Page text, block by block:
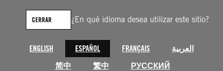
¿En qué idioma desea utilizar este sitio?
ENGLISH ESPAÑOL FRANÇAIS
العربية
简中
繁中 РУССКИЙ
CERRAR
contenido